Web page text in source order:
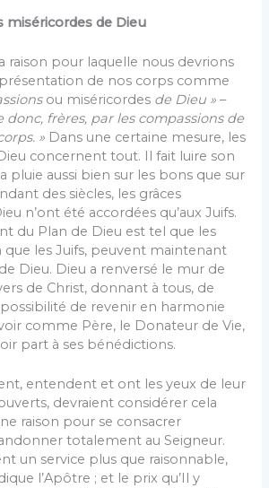
miséricordes de Dieu
raison pour laquelle nous devrions
de nos corps comme
ou miséricordes de Dieu » –
donc, frères, par les compassions de
» Dans une certaine mesure, les
concernent tout. Il fait luire son
pluie aussi bien sur les bons que sur
des siècles, les grâces
n’ont été accordées qu’aux Juifs.
du Plan de Dieu est tel que les
que les Juifs, peuvent maintenant
Dieu. Dieu a renversé le mur de
de Christ, donnant à tous, de
de revenir en harmonie
comme Père, le Donateur de Vie,
part à ses bénédictions.
entendent et ont les yeux de leur
devraient considérer cela
raison pour se consacrer
totalement au Seigneur.
un service plus que raisonnable,
l’Apôtre ; et le prix qu’Il y